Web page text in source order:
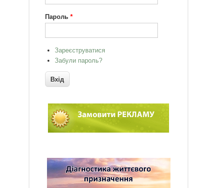
Пароль*
Зареєструватися
Забули пароль?